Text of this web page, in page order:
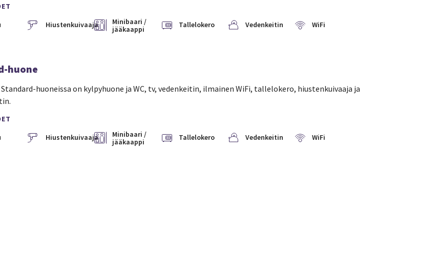
Hiustenkuivaaja
Minibaari /
jääkaappi
Tallelokero Vedenkeitin WiFi
huone
huoneissa on kylpyhuone ja WC, tv, vedenkeitin, ilmainen WiFi, tallelokero, hiustenkuivaaja ja
Hiustenkuivaaja
Minibaari /
jääkaappi
Tallelokero Vedenkeitin WiFi